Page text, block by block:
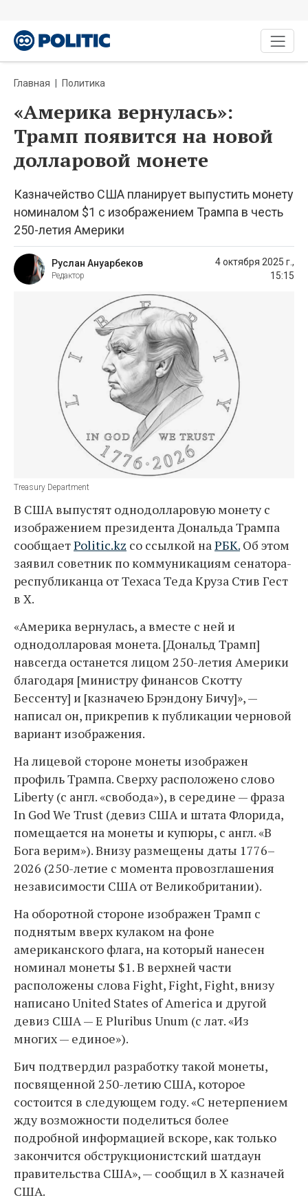
Главная Политика
«Америка вернулась»:
Трамп появится на новой
долларовой монете
Казначейство США планирует выпустить монету
номиналом $1 с изображением Трампа в честь
250-летия Америки
Руслан Ануарбеков
Редактор
4 октября 2025 г.,
15:15
Treasury Department
В США выпустят однодолларовую монету с
изображением президента Дональда Трампа
сообщаетPolitic.kz со ссылкой на РБК. Об этом
заявил советник по коммуникациям сенатора-
республиканца от Техаса Теда Круза Стив Гест
в X.
«Америка вернулась, а вместе с ней и
однодолларовая монета. [Дональд Трамп]
навсегда останется лицом 250-летия Америки
благодаря [министру финансов Скотту
Бессенту] и [казначею Брэндону Бичу]», —
написал он, прикрепив к публикации черновой
вариант изображения.
На лицевой стороне монеты изображен
профиль Трампа. Сверху расположено слово
Liberty (с англ. «свобода»), в середине — фраза
In God We Trust (девиз США и штата Флорида,
помещается на монеты и купюры, с англ. «В
Бога верим»). Внизу размещены даты 1776–
2026 (250-летие с момента провозглашения
независимости США от Великобритании).
На оборотной стороне изображен Трамп с
поднятым вверх кулаком на фоне
американского флага, на который нанесен
номинал монеты $1. В верхней части
расположены слова Fight, Fight, Fight, внизу
написано United States of America и другой
девиз США — E Pluribus Unum (с лат. «Из
многих — единое»).
Бич подтвердил разработку такой монеты,
посвященной 250-летию США, которое
состоится в следующем году. «С нетерпением
жду возможности поделиться более
подробной информацией вскоре, как только
закончится обструкционистский шатдаун
правительства США», — сообщил в Х казначей
США.